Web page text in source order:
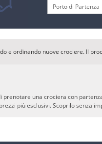
e ordinando nuove crociere. Il
prenotare una crociera con
più esclusivi. Scoprilo senza